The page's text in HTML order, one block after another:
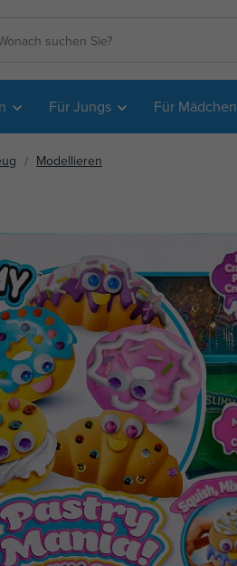
Für Jungs Für Mädchen
Modellieren